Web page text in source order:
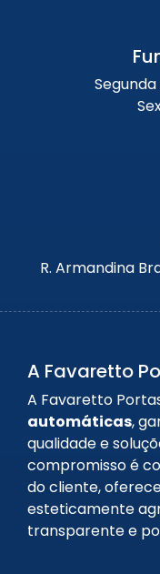
R. Armandina
A Favaretto
A Favaretto
automáticas,
qualidade e
compromisso é
do cliente,
esteticamente
transparente e